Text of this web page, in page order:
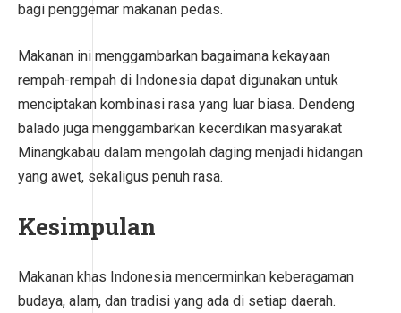
bagi penggemar makanan pedas.
Makanan ini menggambarkan bagaimana kekayaan
rempah-rempah di Indonesia dapat digunakan untuk
menciptakan kombinasi rasa yang luar biasa. Dendeng
balado juga menggambarkan kecerdikan masyarakat
Minangkabau dalam mengolah daging menjadi hidangan
yang awet, sekaligus penuh rasa.
Kesimpulan
Makanan khas Indonesia mencerminkan keberagaman
budaya, alam, dan tradisi yang ada di setiap daerah.